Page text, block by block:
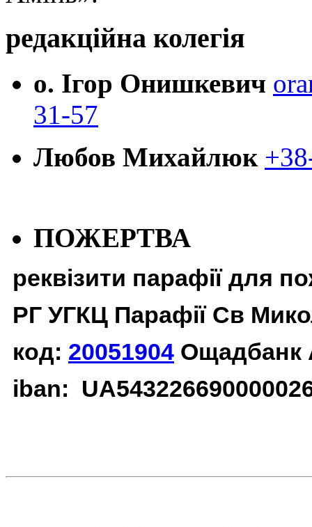
редакційна колегія
о. Ігор Онишкевич
31-57
Любов Михайлюк
ПОЖЕРТВА
реквізити парафії для
РГ УГКЦ Парафії Св
код: 20051904 Ощадбанк
iban: